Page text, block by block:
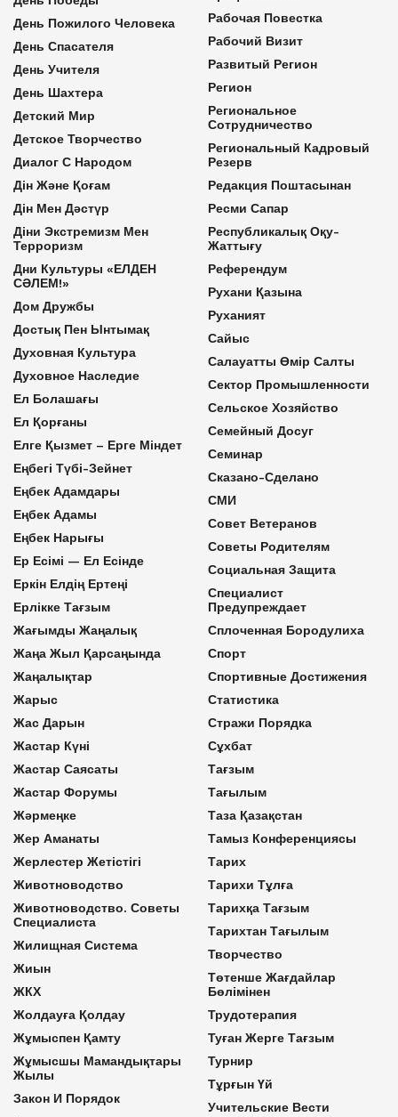
День Пожилого Человека
День Спасателя
День Учителя
День Шахтера
Детский Мир
Детское Творчество
Диалог С Народом
Дін Және Қоғам
Дін Мен Дәстүр
Діни Экстремизм Мен
Терроризм
Дни Культуры «ЕЛДЕН
СӘЛЕМ!»
Дом Дружбы
Достық Пен Ынтымақ
Духовная Культура
Духовное Наследие
Ел Болашағы
Ел Қорғаны
Елге Қызмет – Ерге Міндет
Еңбегі Түбі-Зейнет
Еңбек Адамдары
Еңбек Адамы
Еңбек Нарығы
Ер Есімі — Ел Есінде
Еркін Елдің Ертеңі
Ерлікке Тағзым
Жағымды Жаңалық
Жаңа Жыл Қарсаңында
Жаңалықтар
Жарыс
Жас Дарын
Жастар Күні
Жастар Саясаты
Жастар Форумы
Жәрмеңке
Жер Аманаты
Жерлестер Жетістігі
Животноводство
Животноводство. Советы
Специалиста
Жилищная Система
Жиын
ЖКХ
Жолдауға Қолдау
Жұмыспен Қамту
Жұмысшы Мамандықтары
Жылы
Закон И Порядок
Рабочая Повестка
Рабочий Визит
Развитый Регион
Регион
Региональное
Сотрудничество
Региональный Кадровый
Резерв
Редакция Поштасынан
Ресми Сапар
Республикалық Оқу-
Жаттығу
Референдум
Рухани Қазына
Руханият
Сайыс
Салауатты Өмір Салты
Сектор Промышленности
Сельское Хозяйство
Семейный Досуг
Семинар
Сказано-Сделано
СМИ
Совет Ветеранов
Советы Родителям
Социальная Защита
Специалист
Предупреждает
Сплоченная Бородулиха
Спорт
Спортивные Достижения
Статистика
Стражи Порядка
Сұхбат
Тағзым
Тағылым
Таза Қазақстан
Тамыз Конференциясы
Тарих
Тарихи Тұлға
Тарихқа Тағзым
Тарихтан Тағылым
Творчество
Төтенше Жағдайлар
Бөлімінен
Трудотерапия
Туған Жерге Тағзым
Турнир
Тұрғын Үй
Учительские Вести